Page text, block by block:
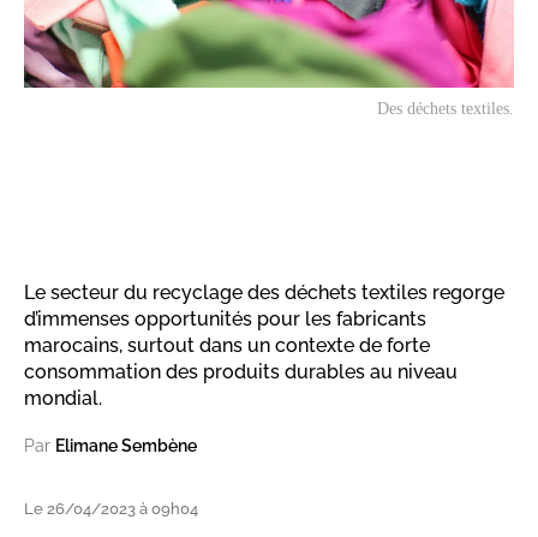
Des déchets textiles.
Le secteur du recyclage des déchets textiles regorge
d’immenses opportunités pour les fabricants
marocains, surtout dans un contexte de forte
consommation des produits durables au niveau
mondial.
Par Elimane Sembène
Le 26/04/2023 à 09h04